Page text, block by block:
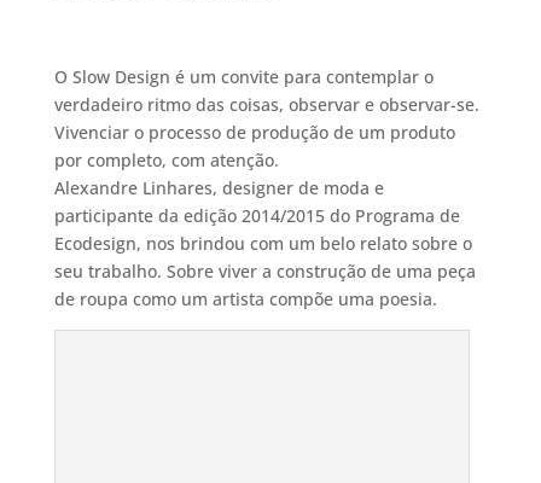
O Slow Design é um convite para contemplar o
verdadeiro ritmo das coisas, observar e observar-se.
Vivenciar o processo de produção de um produto
por completo, com atenção.
Alexandre Linhares, designer de moda e
participante da edição 2014/2015 do Programa de
Ecodesign, nos brindou com um belo relato sobre o
seu trabalho. Sobre viver a construção de uma peça
de roupa como um artista compõe uma poesia.